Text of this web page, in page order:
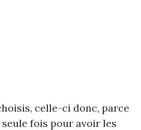
celle-ci donc, parce
fois pour avoir les